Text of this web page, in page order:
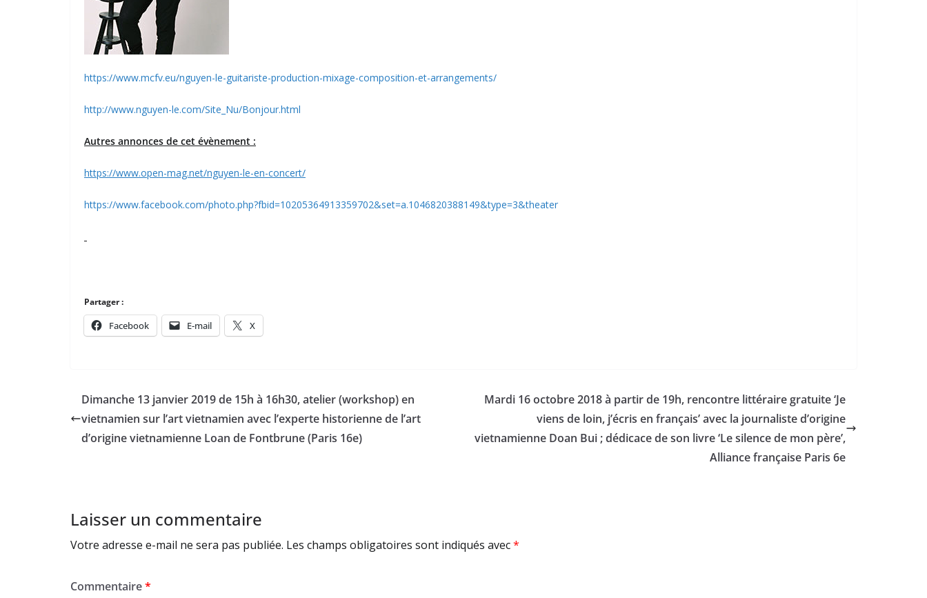
https://www.mcfv.eu/nguyen-le-guitariste-production-mixage-composition-et-arrangements/
http://www.nguyen-le.com/Site_Nu/Bonjour.html
Autres annonces de cet évènement :
https://www.open-mag.net/nguyen-le-en-concert/
https://www.facebook.com/photo.php?fbid=10205364913359702&set=a.1046820388149&type=3&theater
Partager :
Facebook E-mail X
Dimanche 13 janvier 2019 de 15h à 16h30, atelier (workshop) en
vietnamien sur l’art vietnamien avec l’experte historienne de l’art
d’origine vietnamienne Loan de Fontbrune (Paris 16e)
Mardi 16 octobre 2018 à partir de 19h, rencontre littéraire gratuite ‘Je
viens de loin, j’écris en français’ avec la journaliste d’origine
vietnamienne Doan Bui ; dédicace de son livre ‘Le silence de mon père’,
Alliance française Paris 6e
Laisser un commentaire
Votre adresse e-mail ne sera pas publiée. Les champs obligatoires sont indiqués avec*
Commentaire*